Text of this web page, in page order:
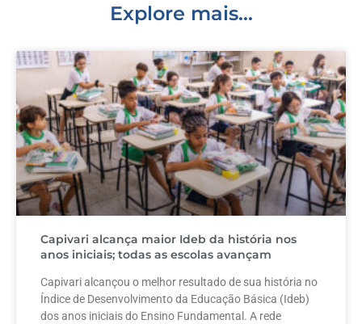
Explore mais...
Capivari alcança maior Ideb da história nos
anos iniciais; todas as escolas avançam
Capivari alcançou o melhor resultado de sua história no
Índice de Desenvolvimento da Educação Básica (Ideb)
dos anos iniciais do Ensino Fundamental. A rede